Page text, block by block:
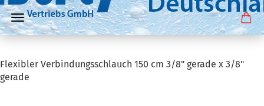
Flexibler Verbindungsschlauch 150 cm 3/8" gerade x 3/8"
gerade